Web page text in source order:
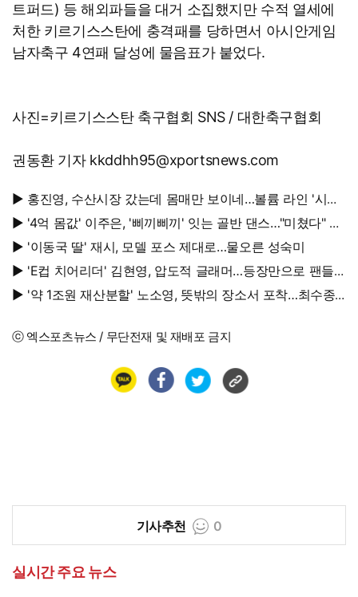
트퍼드) 등 해외파들을 대거 소집했지만 수적 열세에
처한 키르기스스탄에 충격패를 당하면서 아시안게임
남자축구 4연패 달성에 물음표가 붙었다.
사진=키르기스스탄 축구협회 SNS / 대한축구협회
권동환 기자 kkddhh95@xportsnews.com
▶ 홍진영, 수산시장 갔는데 몸매만 보이네…볼륨 라인 '시선
강탈'
▶ '4억 몸값' 이주은, '삐끼삐끼' 잇는 골반 댄스…"미쳤다" 반
응 폭발
▶ '이동국 딸' 재시, 모델 포스 제대로…물오른 성숙미
▶ 'E컵 치어리더' 김현영, 압도적 글래머…등장만으로 팬들
초토화
▶ '약 1조원 재산분할' 노소영, 뜻밖의 장소서 포착…최수종
ⓒ 엑스포츠뉴스 / 무단전재 및 재배포 금지
기사추천 0
실시간 주요 뉴스